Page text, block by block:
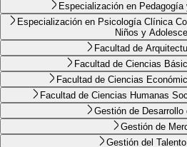
Especialización en Pedagogía
Especialización en Psicología Clínica
Niños y
Facultad de
Facultad de Ciencias
Facultad de Ciencias
Facultad de Ciencias Humanas
Gestión de Desarrollo
Gestión de
Gestión del